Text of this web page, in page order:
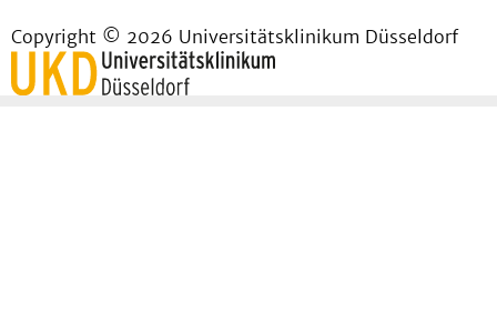
Copyright © 2026 Universitätsklinikum Düsseldorf